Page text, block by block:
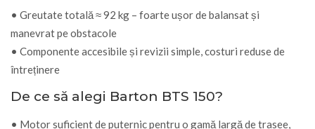
• Greutate totală ≈ 92 kg – foarte ușor de balansat și
manevrat pe obstacole
• Componente accesibile și revizii simple, costuri reduse de
întreținere
De ce să alegi Barton BTS 150?
• Motor suficient de puternic pentru o gamă largă de trasee,